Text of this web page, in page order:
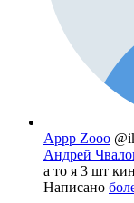
Appp Zooo
Андрей
а то я 3 шт
Написано